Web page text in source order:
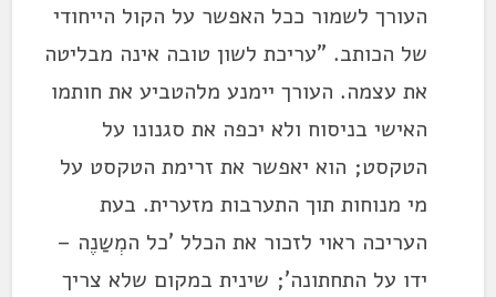
העורך לשמור ככל האפשר על הקול הייחודי
של הכותב. "עריכת לשון טובה אינה מבליטה
את עצמה. העורך יימנע מלהטביע את חותמו
האישי בניסוח ולא יכפה את סגנונו על
הטקסט; הוא יאפשר את זרימת הטקסט על
מי מנוחות תוך התערבות מזערית. בעת
העריכה ראוי לזכור את הכלל 'כל המְשַנֶה –
ידו על התחתונה'; שינית במקום שלא צריך